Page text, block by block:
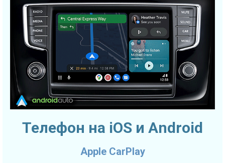
Телефон на iOS и Android
Apple CarPlay